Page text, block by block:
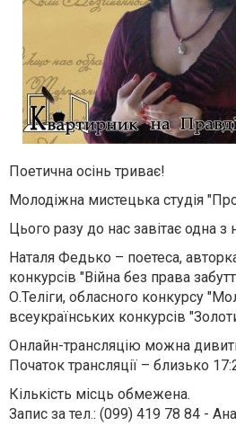
Поетична осінь триває!
Молодіжна мистецька студія
Цього разу до нас завітає одна
Наталя Федько – поетеса,
конкурсів "Війна без права
О.Теліги, обласного конкурсу
всеукраїнських конкурсів
Онлайн-трансляцію можна
Початок трансляції – близько
Кількість місць обмежена.
Запис за тел.: (099) 419 78 84 -